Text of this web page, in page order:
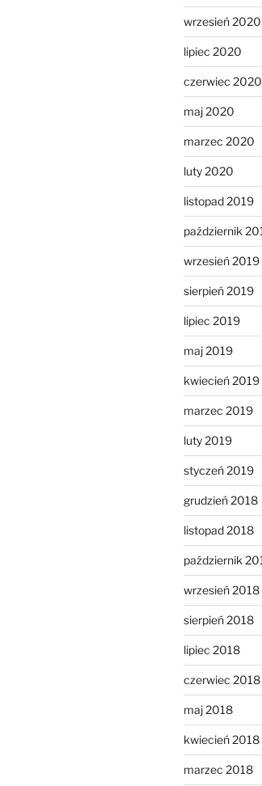
wrzesień 2020
lipiec 2020
czerwiec 2020
maj 2020
marzec 2020
luty 2020
listopad 2019
październik
wrzesień 2019
sierpień 2019
lipiec 2019
maj 2019
kwiecień 2019
marzec 2019
luty 2019
styczeń 2019
grudzień 2018
listopad 2018
październik
wrzesień 2018
sierpień 2018
lipiec 2018
czerwiec 2018
maj 2018
kwiecień 2018
marzec 2018